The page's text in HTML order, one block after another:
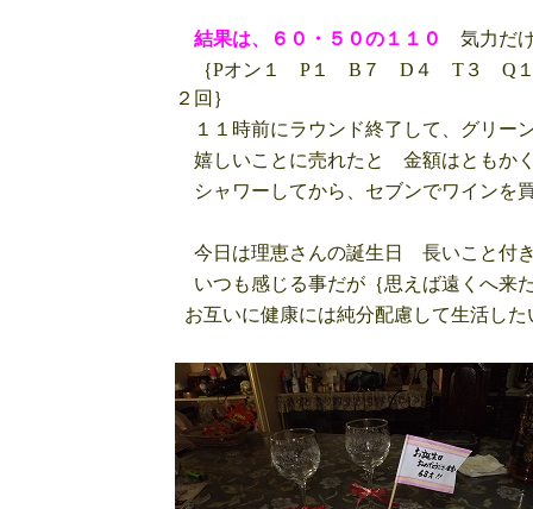
結果は、６０・５０の１１０
気力だ
｛Pオン１ P１ B７ D４ T３ Q１
２回｝
１１時前にラウンド終了して、グリー
嬉しいことに売れたと 金額はともか
シャワーしてから、セブンでワインを
今日は理恵さんの誕生日 長いこと付
いつも感じる事だが｛思えば遠くへ来
お互いに健康には純分配慮して生活し